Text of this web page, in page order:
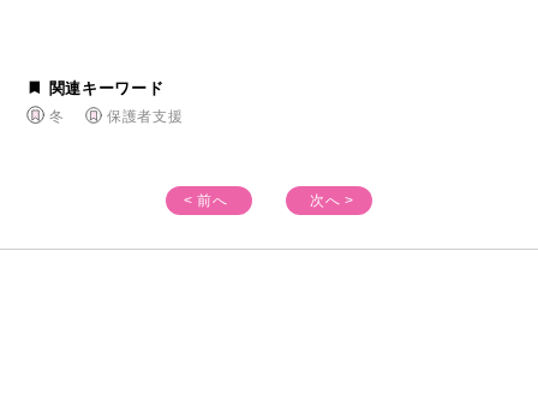
関連キーワード
冬 保護者支援
< 前へ 次へ >